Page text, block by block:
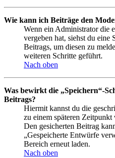
Wie kann ich Beiträge den
Wenn ein Administrator die
vergeben hat, siehst du eine
Beitrags, um diesen zu
weiteren Schritte geführt.
Nach oben
Was bewirkt die „Speichern“-
Beitrags?
Hiermit kannst du die
zu einem späteren
Den gesicherten Beitrag
„Gespeicherte Entwürfe
Bereich erneut laden.
Nach oben